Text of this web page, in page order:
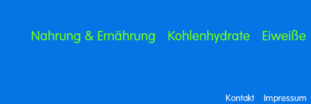
Nahrung & Ernährung Kohlenhydrate Eiweiße
Kontakt
Impressum